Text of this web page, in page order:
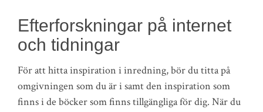
Efterforskningar på internet
och tidningar
För att hitta inspiration i inredning, bör du titta på
omgivningen som du är i samt den inspiration som
finns i de böcker som finns tillgängliga för dig. När du